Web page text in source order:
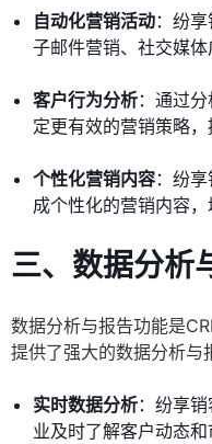
自动化营销活动：纷
子邮件营销、社交媒体
客户行为分析：通过
定更有效的营销策略，
个性化营销内容：纷
成个性化的营销内容，
三、数据分析
数据分析与报告功能是
提供了强大的数据分析与
实时数据分析：纷享
业及时了解客户动态和